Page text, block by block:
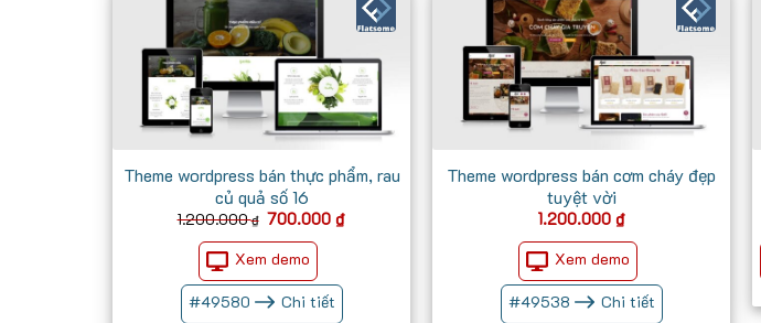
Theme wordpress bán thực phẩm, rau
củ quả số 16
1.200.000₫ Giá
là:
1.200.000 ₫.
700.000₫Giá
Xem demo
#49580 Chi tiết
Theme wordpress bán cơm cháy đẹp
tuyệt vời
1.200.000 ₫
Xem demo
#49538 Chi tiết